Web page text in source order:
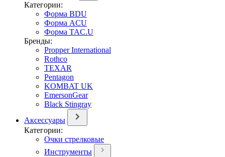
Категории:
Форма BDU
Форма ACU
Форма TAC.U
Бренды:
Propper International
Rothco
TEXAR
Pentagon
KOMBAT UK
EmersonGear
Black Stingray
Аксессуары
Категории:
Очки стрелковые
Инструменты